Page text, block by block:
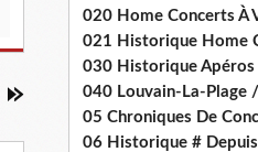
020 Home Concerts À
021 Historique Home
030 Historique Apéros
040 Louvain-La-Plage
05 Chroniques De
06 Historique #